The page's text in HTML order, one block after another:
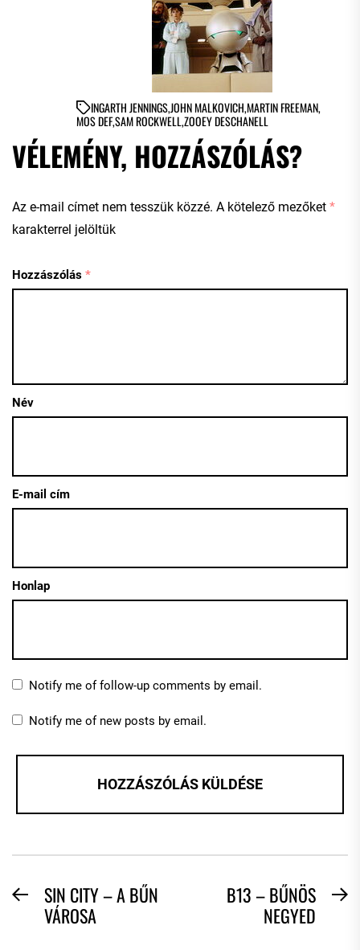
INGARTH JENNINGS,JOHN MALKOVICH,MARTIN FREEMAN,
MOS DEF,SAM ROCKWELL,ZOOEY DESCHANELL
VÉLEMÉNY, HOZZÁSZÓLÁS?
Az e-mail címet nem tesszük közzé. A kötelező mezőket *
karakterrel jelöltük
Hozzászólás *
Név
E-mail cím
Honlap
Notify me of follow-up comments by email.
Notify me of new posts by email.
BEJEGYZÉS
NAVIGÁCIÓ
PreviousSIN CITY – A BŰN
VÁROSA
B13 – BŰNÖS
NEGYED